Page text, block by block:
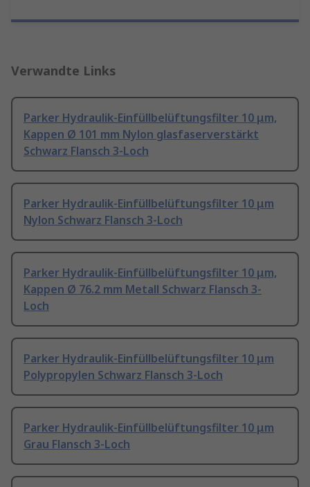
Verwandte Links
Parker Hydraulik-Einfüllbelüftungsfilter 10 μm,
Kappen Ø 101 mm Nylon glasfaserverstärkt
Schwarz Flansch 3-Loch
Parker Hydraulik-Einfüllbelüftungsfilter 10 μm
Nylon Schwarz Flansch 3-Loch
Parker Hydraulik-Einfüllbelüftungsfilter 10 μm,
Kappen Ø 76.2 mm Metall Schwarz Flansch 3-
Loch
Parker Hydraulik-Einfüllbelüftungsfilter 10 μm
Polypropylen Schwarz Flansch 3-Loch
Parker Hydraulik-Einfüllbelüftungsfilter 10 μm
Grau Flansch 3-Loch